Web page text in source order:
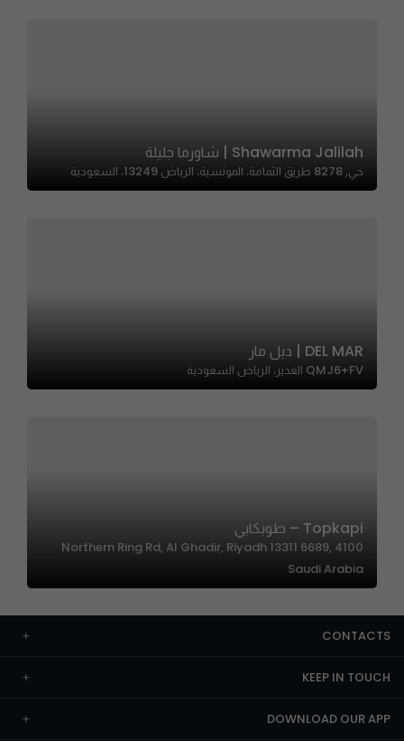
Shawarma Jalilah | شاورما جليلة
حي, 8278 طريق الثمامة، المونسية، الرياض 13249، السعودية
DEL MAR | ديل مار
QMJ6+FV الغدير، الرياض السعودية
Topkapi – طوبكابي
4100 Northern Ring Rd, Al Ghadir, Riyadh 13311 6689,
Saudi Arabia
CONTACTS
KEEP IN TOUCH
DOWNLOAD OUR APP